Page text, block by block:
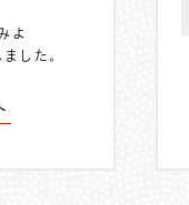
よ
した。